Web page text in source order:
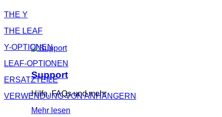
Support
Hilfe, FAQs und mehr
Mehr lesen
THE Y
THE LEAF
Y-OPTIONEN
LEAF-OPTIONEN
ERSATZTEILE
VERWENDUNG VON ANHÄNGERN